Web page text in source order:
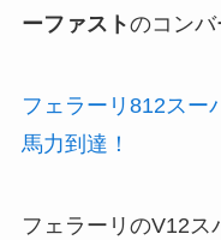
ーファストのコンバ
フェラーリ812スー
馬力到達！
フェラーリのV12ス